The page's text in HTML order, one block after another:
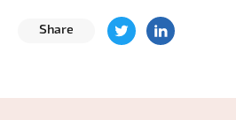
Share